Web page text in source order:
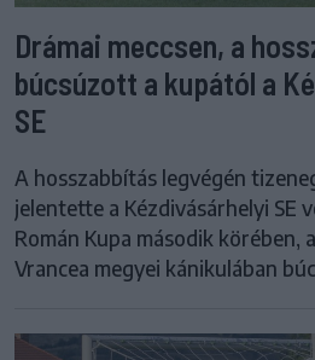
Drámai meccsen, a
búcsúzott a kupától a
SE
A hosszabbítás legvégén
jelentette a Kézdivásárhelyi SE
Román Kupa második körében,
Vrancea megyei kánikulában